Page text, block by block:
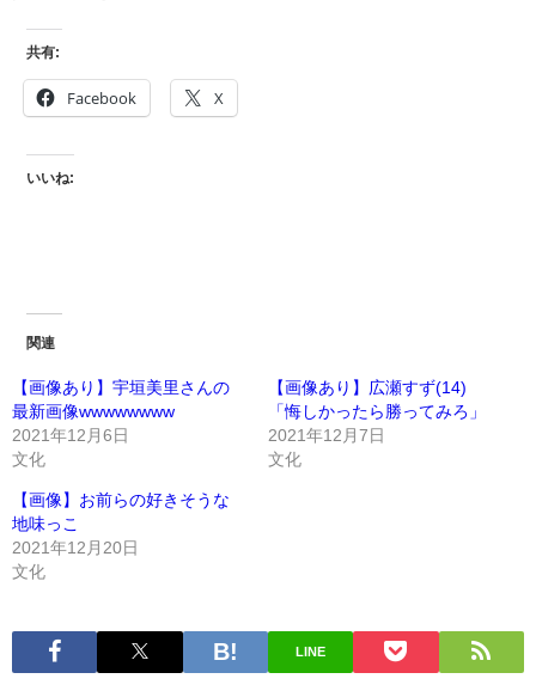
共有:
Facebook X
いいね:
関連
【画像あり】宇垣美里さんの
最新画像wwwwwwww
2021年12月6日
文化
【画像あり】広瀬すず(14)
「悔しかったら勝ってみろ」
2021年12月7日
文化
【画像】お前らの好きそうな
地味っこ
2021年12月20日
文化
LINE